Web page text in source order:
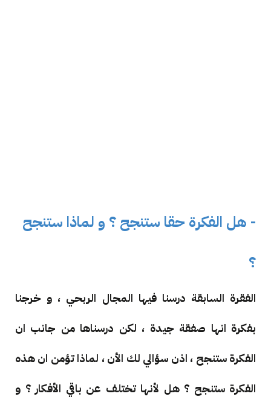
- هل الفكرة حقا ستنجح ؟ و لماذا ستنجح
؟
الفقرة السابقة درسنا فيها المجال الربحي ، و خرجنا
بفكرة انها صفقة جيدة ، لكن درسناها من جانب ان
الفكرة ستنجح ، اذن سؤالي لك الأن ، لماذا تؤمن ان هذه
الفكرة ستنجح ؟ هل لأنها تختلف عن باقي الأفكار ؟ و